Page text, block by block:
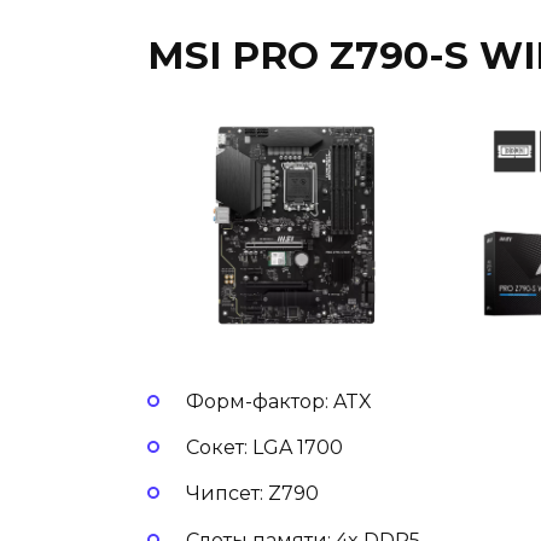
MSI PRO Z790-S
Форм-фактор: ATX
Сокет: LGA 1700
Чипсет: Z790